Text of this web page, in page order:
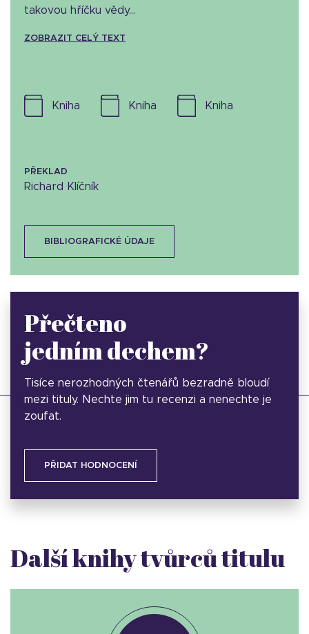
takovou hříčku vědy...
ZOBRAZIT CELÝ TEXT
kniha kniha kniha
PŘEKLAD
Richard Klíčník
BIBLIOGRAFICKÉ ÚDAJE
Přečteno
jedním dechem?
Tisíce nerozhodných čtenářů bezradně bloudí
mezi tituly. Nechte jim tu recenzi a nenechte je
zoufat.
PŘIDAT HODNOCENÍ
Další knihy tvůrců titulu